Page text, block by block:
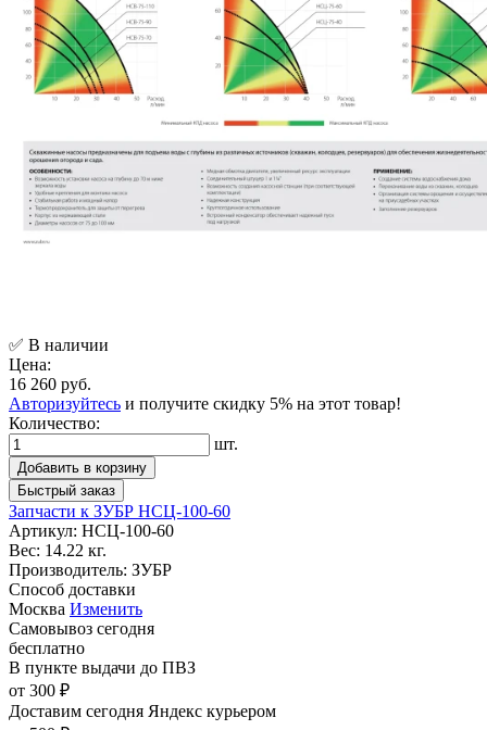
✅ В наличии
Цена:
16 260 руб.
Авторизуйтесь и получите скидку 5% на этот товар!
Количество:
шт.
Добавить в корзину
Быстрый заказ
Запчасти к ЗУБР НСЦ-100-60
Артикул: НСЦ-100-60
Вес: 14.22 кг.
Производитель: ЗУБР
Способ доставки
Москва Изменить
Самовывоз сегодня
бесплатно
В пункте выдачи до ПВЗ
от 300 ₽
Доставим сегодня Яндекс курьером